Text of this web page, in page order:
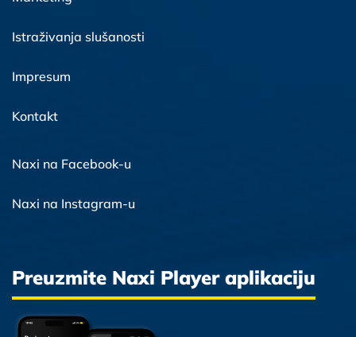
Istraživanja slušanosti
Impresum
Kontakt
Naxi na Facebook-u
Naxi na Instagram-u
Preuzmite Naxi Player aplikaciju